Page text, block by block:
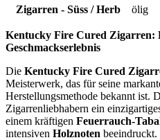
Zigarren - Süss / Herb
ölig
Kentucky Fire Cured Zigarren:
Geschmackserlebnis
Die Kentucky Fire Cured
Meisterwerk, das für seine
Herstellungsmethode bekannt ist.
Zigarrenliebhabern ein
einem kräftigen Feuerrauch-
intensiven Holznoten beeindruckt.